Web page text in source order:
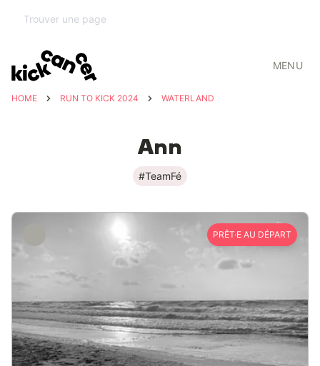
MENU
HOME RUN TO KICK 2024 WATERLAND
Ann
#TeamFé
PRÊT·E AU DÉPART